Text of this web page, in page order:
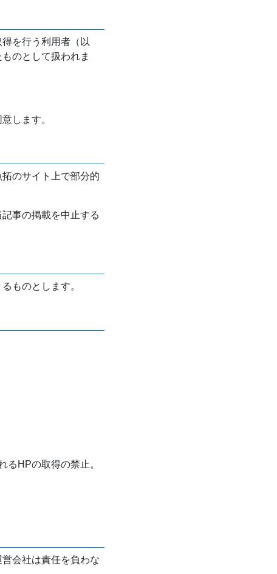
を行う利用者（以
のとして扱われま
します。
のサイト上で部分的
事の掲載を中止する
ものとします。
るHPの取得の禁止。
会社は責任を負わな